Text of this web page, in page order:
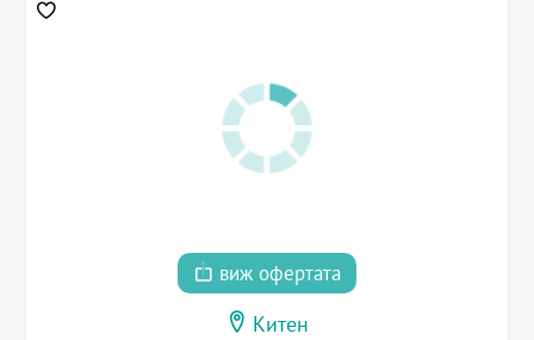
виж офертата
Китен